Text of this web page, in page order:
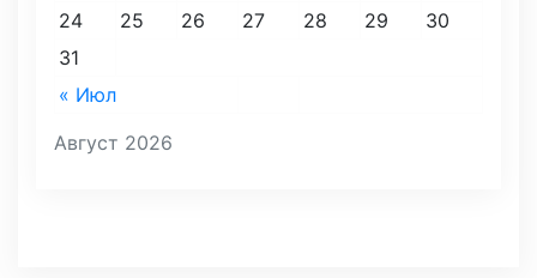
Август 2026
« Июл
24
25 26 27 28 29
30
31